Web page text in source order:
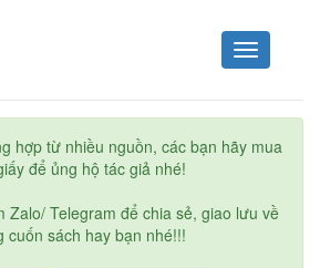
Toggle
navigation
hợp từ nhiều nguồn, các bạn hãy mua
để ủng hộ tác giả nhé!
Zalo/ Telegram để chia sẻ, giao lưu về
cuốn sách hay bạn nhé!!!